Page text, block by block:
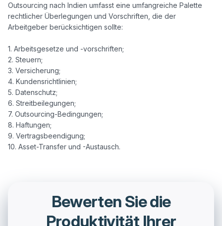
Outsourcing nach Indien umfasst eine umfangreiche Palette
rechtlicher Überlegungen und Vorschriften, die der
Arbeitgeber berücksichtigen sollte:
1. Arbeitsgesetze und -vorschriften;
2. Steuern;
3. Versicherung;
4. Kundensrichtlinien;
5. Datenschutz;
6. Streitbeilegungen;
7. Outsourcing-Bedingungen;
8. Haftungen;
9. Vertragsbeendigung;
Bewerten Sie die
Produktivität Ihrer